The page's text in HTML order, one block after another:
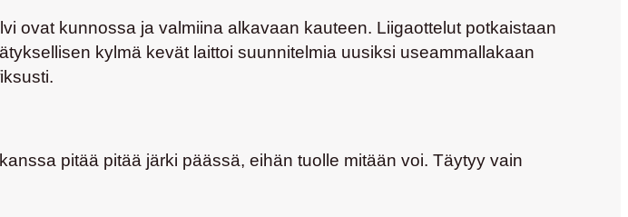
ovat kunnossa ja valmiina alkavaan kauteen. Liigaottelut potkaistaan
kylmä kevät laittoi suunnitelmia uusiksi useammallakaan
pitää pitää järki päässä, eihän tuolle mitään voi. Täytyy vain